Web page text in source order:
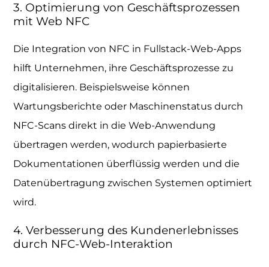
3. Optimierung von Geschäftsprozessen
mit Web NFC
Die Integration von NFC in Fullstack-Web-Apps
hilft Unternehmen, ihre Geschäftsprozesse zu
digitalisieren. Beispielsweise können
Wartungsberichte oder Maschinenstatus durch
NFC-Scans direkt in die Web-Anwendung
übertragen werden, wodurch papierbasierte
Dokumentationen überflüssig werden und die
Datenübertragung zwischen Systemen optimiert
wird.
4. Verbesserung des Kundenerlebnisses
durch NFC-Web-Interaktion